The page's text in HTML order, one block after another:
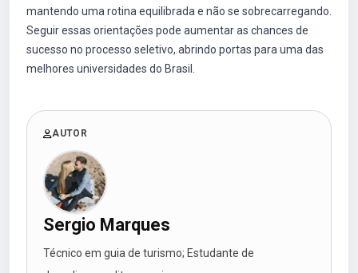
mantendo uma rotina equilibrada e não se sobrecarregando.
Seguir essas orientações pode aumentar as chances de
sucesso no processo seletivo, abrindo portas para uma das
melhores universidades do Brasil.
AUTOR
Sergio Marques
Técnico em guia de turismo; Estudante de